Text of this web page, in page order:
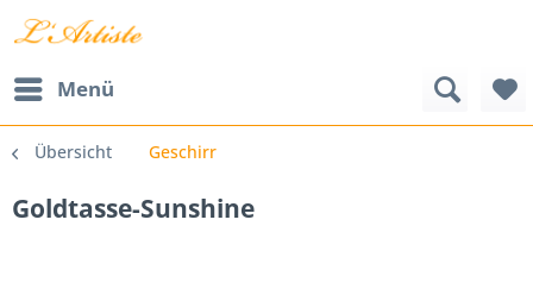
Menü
Übersicht Geschirr
Goldtasse-Sunshine